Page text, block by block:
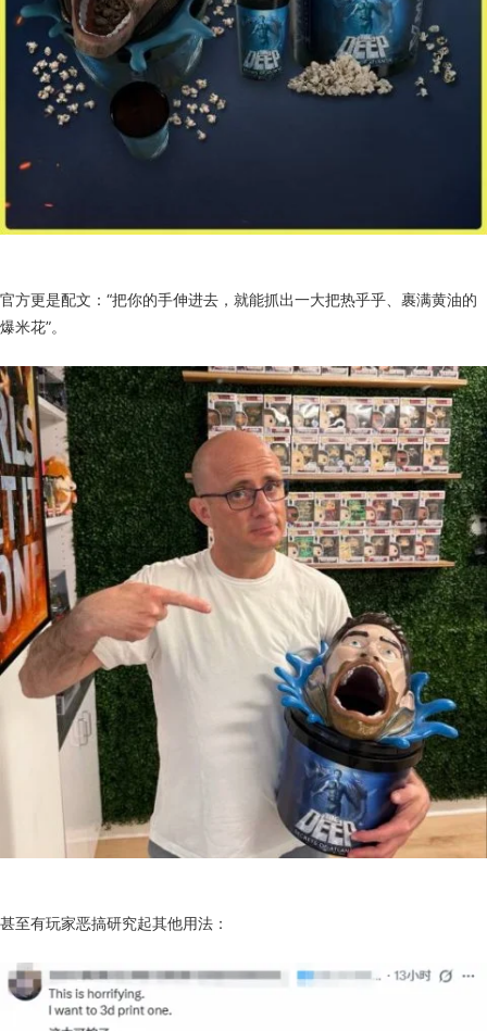
官方更是配文：“把你的手伸进去，就能抓出一大把热乎乎、裹满黄油的
爆米花”。
甚至有玩家恶搞研究起其他用法：